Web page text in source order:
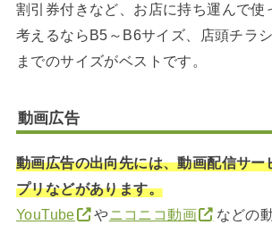
割引券付きなど、お店に持ち運んで使
考えるならB5～B6サイズ、店頭チラ
までのサイズがベストです。
動画広告
動画広告の出向先には、動画配信サー
プリなどがあります。
YouTube
やニコニコ動画 などの